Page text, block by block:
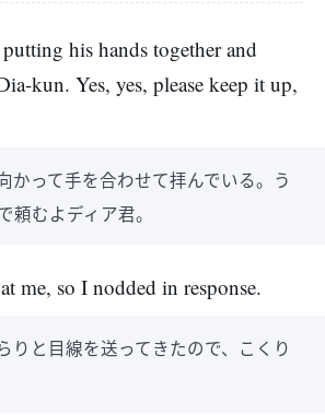
his hands together and
kun. Yes, yes, please keep it up,
かって手を合わせて拝んでいる。う
頼むよディア君。
me, so I nodded in response.
りと目線を送ってきたので、こくり